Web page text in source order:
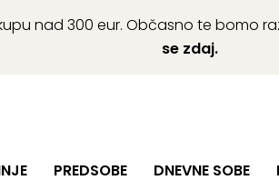
nad 300 eur. Občasno te bomo
se zdaj.
PREDSOBE DNEVNE SOBE